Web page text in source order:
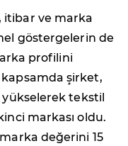
itibar ve marka
göstergelerin de
profilini
şirket,
yükselerek tekstil
markası oldu.
değerini 15